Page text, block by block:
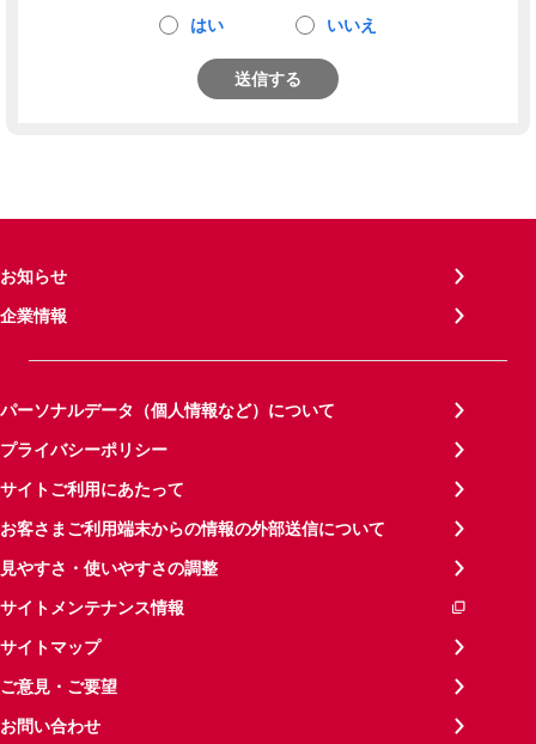
はい いいえ
送信する
お知らせ
企業情報
パーソナルデータ（個人情報など）について
プライバシーポリシー
サイトご利用にあたって
お客さまご利用端末からの情報の外部送信について
見やすさ・使いやすさの調整
サイトメンテナンス情報
サイトマップ
ご意見・ご要望
お問い合わせ